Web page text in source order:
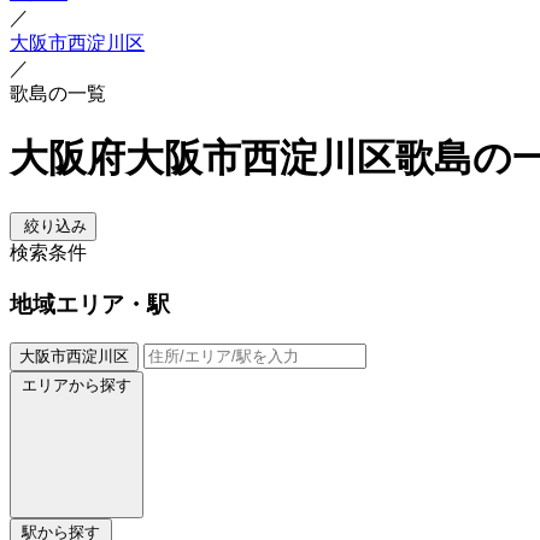
／
大阪市西淀川区
／
歌島の一覧
大阪府大阪市西淀川区歌島の
絞り込み
検索条件
地域エリア・駅
大阪市西淀川区
エリアから探す
駅から探す